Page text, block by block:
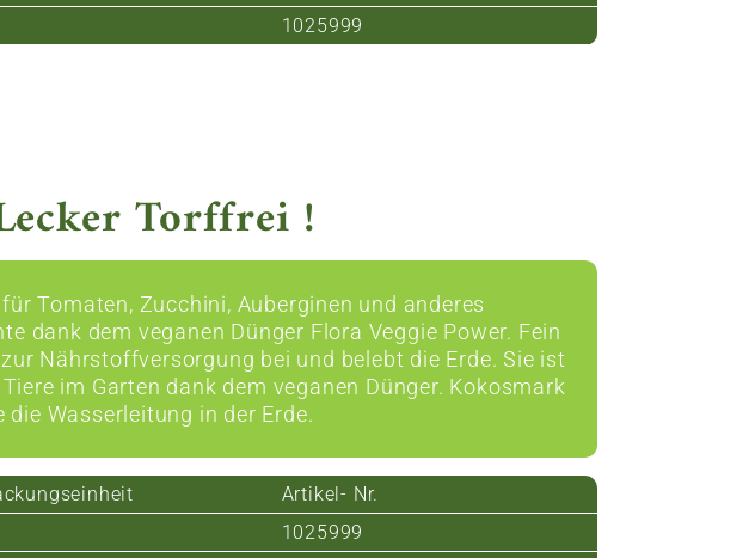
1025999
Torffrei !
Tomaten, Zucchini, Auberginen und anderes
dank dem veganen Dünger Flora Veggie Power. Fein
Nährstoffversorgung bei und belebt die Erde. Sie ist
im Garten dank dem veganen Dünger. Kokosmark
Wasserleitung in der Erde.
Artikel- Nr.
1025999